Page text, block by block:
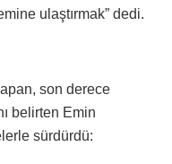
ulaştırmak” dedi.
son derece
belirten Emin
sürdürdü: